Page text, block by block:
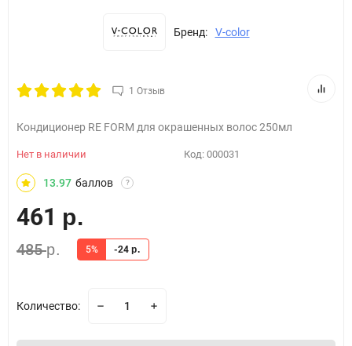
Бренд: V-color
1 Отзыв
Кондиционер RE FORM для окрашенных волос 250мл
Нет в наличии Код: 000031
13.97 баллов ?
461 р.
485р. 5% -24 р.
Количество: